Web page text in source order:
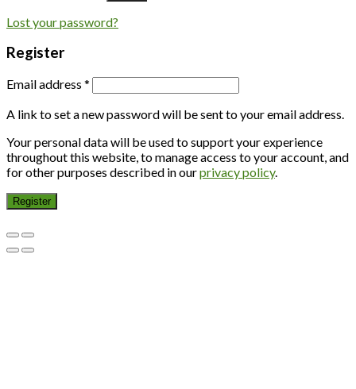
Lost your password?
Register
Email address *
A link to set a new password will be sent to your email address.
Your personal data will be used to support your experience
throughout this website, to manage access to your account, and
for other purposes described in ourprivacy policy.
Register